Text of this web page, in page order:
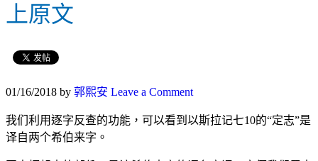
上原文
01/16/2018 by 郭熙安 Leave a Comment
我们利用逐字反查的功能，可以看到以斯拉记七10的“定志”是
译自两个希伯来字。